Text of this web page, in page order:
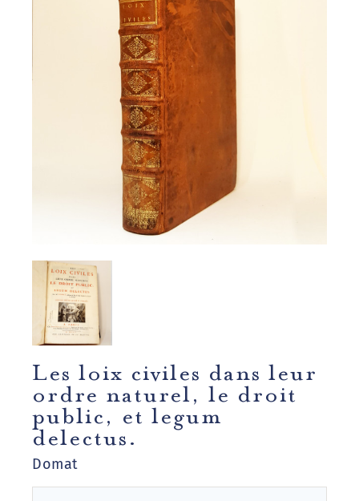
Les loix civiles dans leur
ordre naturel, le droit
public, et legum
delectus.
Domat